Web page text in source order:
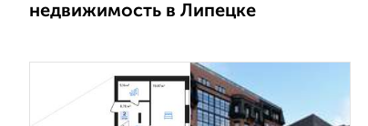
недвижимость в Липецке